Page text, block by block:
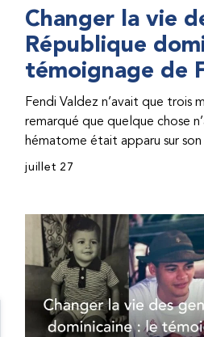
Changer la vie
République
témoignage de
Fendi Valdez n’avait que trois
remarqué que quelque chose
hématome était apparu sur
peu de professionnel·les de
correct, le traitement était
indisponible. Les concentrés
et difficiles à se procurer. Afin
plus longtemps, Fendi prenait
inférieure à celle prescrite. À
il avait fréquemment des
juillet 27